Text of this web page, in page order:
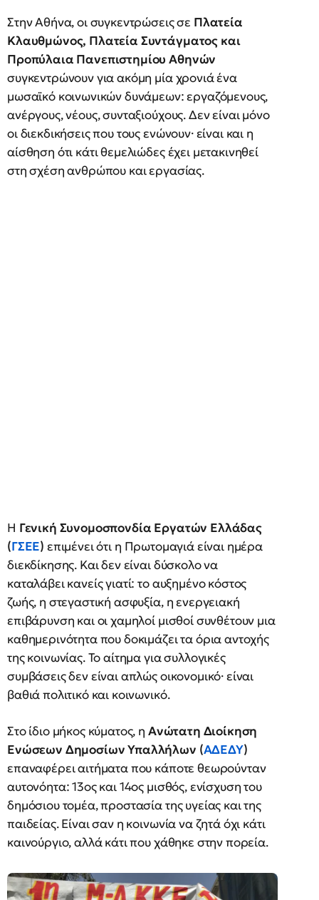
Στην Αθήνα, οι συγκεντρώσεις σε Πλατεία
Κλαυθμώνος, Πλατεία Συντάγματος και
Προπύλαια Πανεπιστημίου Αθηνών
συγκεντρώνουν για ακόμη μία χρονιά ένα
μωσαϊκό κοινωνικών δυνάμεων: εργαζόμενους,
ανέργους, νέους, συνταξιούχους. Δεν είναι μόνο
οι διεκδικήσεις που τους ενώνουν· είναι και η
αίσθηση ότι κάτι θεμελιώδες έχει μετακινηθεί
στη σχέση ανθρώπου και εργασίας.
Η Γενική Συνομοσπονδία Εργατών Ελλάδας
(ΓΣΕΕ) επιμένει ότι η Πρωτομαγιά είναι ημέρα
διεκδίκησης. Και δεν είναι δύσκολο να
καταλάβει κανείς γιατί: το αυξημένο κόστος
ζωής, η στεγαστική ασφυξία, η ενεργειακή
επιβάρυνση και οι χαμηλοί μισθοί συνθέτουν μια
καθημερινότητα που δοκιμάζει τα όρια αντοχής
της κοινωνίας. Το αίτημα για συλλογικές
συμβάσεις δεν είναι απλώς οικονομικό· είναι
βαθιά πολιτικό και κοινωνικό.
Στο ίδιο μήκος κύματος, η Ανώτατη Διοίκηση
Ενώσεων Δημοσίων Υπαλλήλων (ΑΔΕΔΥ)
επαναφέρει αιτήματα που κάποτε θεωρούνταν
αυτονόητα: 13ος και 14ος μισθός, ενίσχυση του
δημόσιου τομέα, προστασία της υγείας και της
παιδείας. Είναι σαν η κοινωνία να ζητά όχι κάτι
καινούργιο, αλλά κάτι που χάθηκε στην πορεία.